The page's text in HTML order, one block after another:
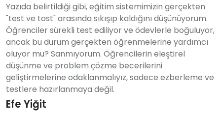
Yazıda belirtildiği gibi, eğitim sistemimizin gerçekten
"test ve tost" arasında sıkışıp kaldığını düşünüyorum.
Öğrenciler sürekli test ediliyor ve ödevlerle boğuluyor,
ancak bu durum gerçekten öğrenmelerine yardımcı
oluyor mu? Sanmıyorum. Öğrencilerin eleştirel
düşünme ve problem çözme becerilerini
geliştirmelerine odaklanmalıyız, sadece ezberleme ve
testlere hazırlanmaya değil.
Efe Yiğit